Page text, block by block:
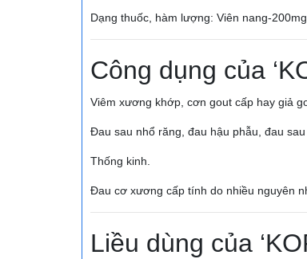
Dạng thuốc, hàm lượng: Viên nang-
Công dụng của
Viêm xương khớp, cơn gout cấp hay giả
Ðau sau nhổ răng, đau hậu phẫu, đau
Thống kinh.
Ðau cơ xương cấp tính do nhiều nguyên
Liều dùng của